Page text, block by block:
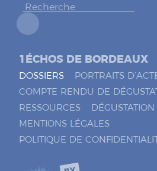
1ÉCHOS DE BORDEAUX
DOSSIERS PORTRAITS
COMPTE RENDU DE
RESSOURCES
DÉGUSTATION
MENTIONS LÉGALES
POLITIQUE DE